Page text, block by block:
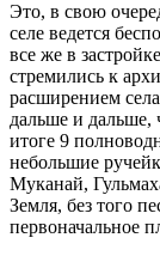
Это, в свою
селе ведется
все же в
стремились к
расширением
дальше и дальше,
итоге 9
небольшие
Муканай,
Земля, без того
первоначальное